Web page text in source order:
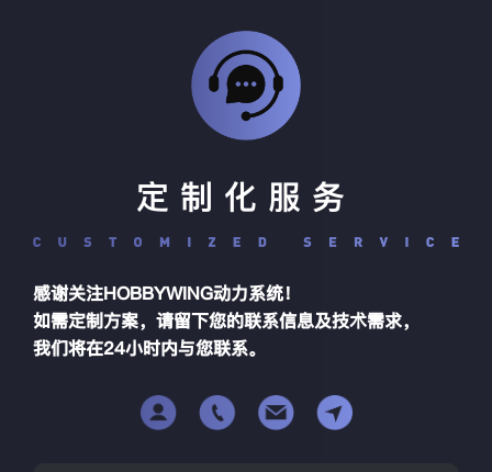
定制化服务
感谢关注HOBBYWING动力系统！
如需定制方案，请留下您的联系信息及技术需求，
我们将在24小时内与您联系。